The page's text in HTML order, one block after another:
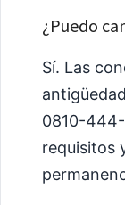
¿Puedo
Sí. Las
0810-
requisitos